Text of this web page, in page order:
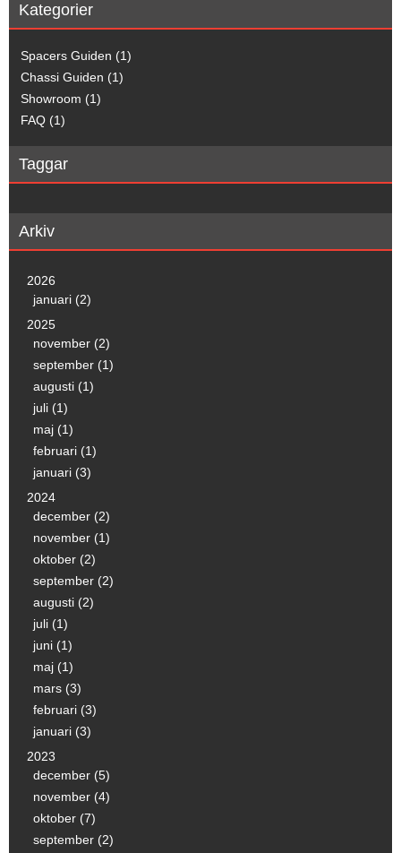
Kategorier
Spacers Guiden (1)
Chassi Guiden (1)
Showroom (1)
FAQ (1)
Taggar
Arkiv
2026
januari (2)
2025
november (2)
september (1)
augusti (1)
juli (1)
maj (1)
februari (1)
januari (3)
2024
december (2)
november (1)
oktober (2)
september (2)
augusti (2)
juli (1)
juni (1)
maj (1)
mars (3)
februari (3)
januari (3)
2023
december (5)
november (4)
oktober (7)
september (2)